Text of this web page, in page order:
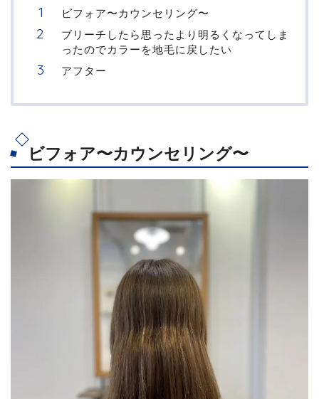
ビフォア〜カウンセリング〜
ブリーチしたら思ったより明るくなってしま
ったのでカラーを地毛に戻したい
アフター
ビフォア〜カウンセリング〜